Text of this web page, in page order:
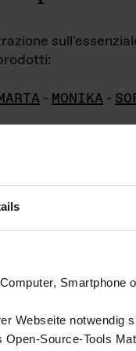
Smartphone
Webseite notwendig
Source-Tools
- MONIKA -
detenuti daDas